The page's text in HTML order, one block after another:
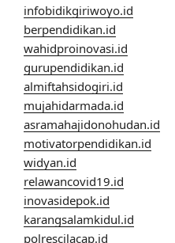
infobidikgiriwoyo.id
berpendidikan.id
wahidproinovasi.id
gurupendidikan.id
almiftahsidogiri.id
mujahidarmada.id
asramahajidonohudan.id
motivatorpendidikan.id
widyan.id
relawancovid19.id
inovasidepok.id
karangsalamkidul.id
polrescilacap.id